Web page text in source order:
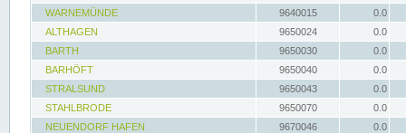
WARNEMÜNDE
9640015
0.0
ALTHAGEN
9650024
0.0
BARTH
9650030
0.0
BARHÖFT
9650040
0.0
STRALSUND
9650043
0.0
STAHLBRODE
9650070
0.0
NEUENDORF HAFEN
9670046
0.0